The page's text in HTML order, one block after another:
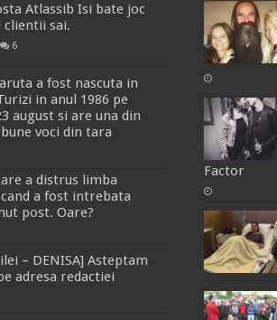
Atlassib Isi bate joc
clientii sai.
6
a fost nascuta in
in anul 1986 pe
august si are una din
voci din tara
a distrus limba
a fost intrebata
post. Oare?
– DENISA] Asteptam
adresa redactiei
Factor